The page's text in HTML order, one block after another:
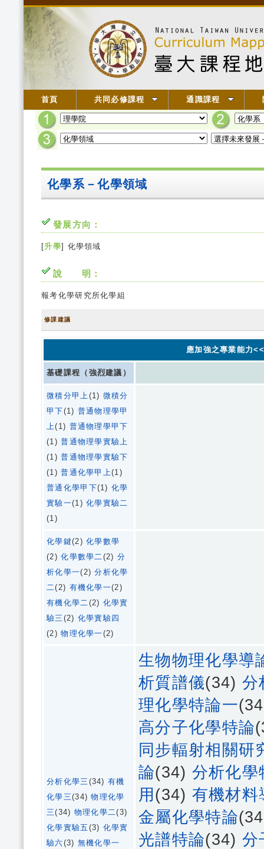
首頁 共同必修課程 通識課程
化學系－化學領域
發展方向：
[升學] 化學領域
說 明：
報考化學研究所化學組
修課建議
應加強之專業能力
基礎課程（強烈建議）
微積分甲上(1) 微積分
甲下(1) 普通物理學甲
上(1) 普通物理學甲下
(1)普通物理學實驗上
(1)普通物理學實驗下
(1)普通化學甲上(1)
普通化學甲下(1)化學
實驗一(1)化學實驗二
(1)
化學鍵(2)化學數學
(2)化學數學二(2) 分
析化學一(2)分析化學
二(2) 有機化學一(2)
有機化學二(2) 化學實
驗三 (2) 化學實驗四
(2)物理化學一(2)
分析化學三 (34) 有機
化學三(34)物理化學
三(34) 物理化學二(3)
化學實驗五 (3) 化學實
驗六(3) 無機化學一
生物物理化學導
析質譜儀(34) 分
理化學特論一
高分子化學特論
同步輻射相關研
論(34) 分析化學
用 (34) 有機材料
金屬化學特論
光譜特論(34) 分